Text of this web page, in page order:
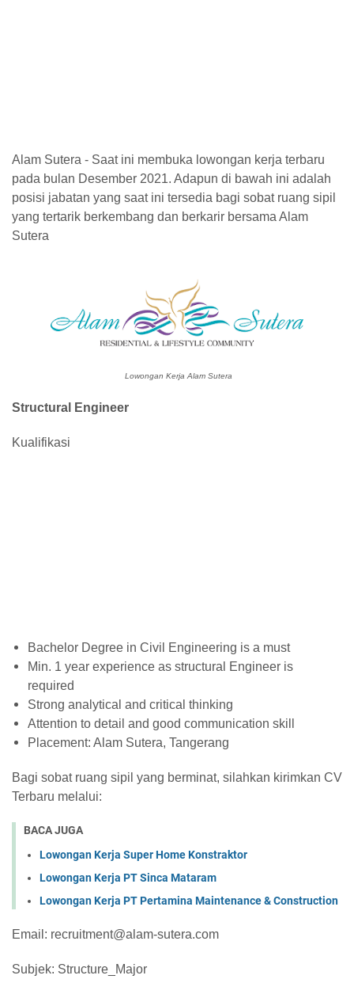
Alam Sutera - Saat ini membuka lowongan kerja terbaru
pada bulan Desember 2021. Adapun di bawah ini adalah
posisi jabatan yang saat ini tersedia bagi sobat ruang sipil
yang tertarik berkembang dan berkarir bersama Alam
Sutera
Lowongan Kerja Alam Sutera
Structural Engineer
Kualifikasi
Bachelor Degree in Civil Engineering is a must
Min. 1 year experience as structural Engineer is
required
Strong analytical and critical thinking
Attention to detail and good communication skill
Placement: Alam Sutera, Tangerang
Bagi sobat ruang sipil yang berminat, silahkan kirimkan CV
Terbaru melalui:
BACA JUGA
Lowongan Kerja Super Home Konstraktor
Lowongan Kerja PT Sinca Mataram
Lowongan Kerja PT Pertamina Maintenance & Construction
Email: recruitment@alam-sutera.com
Subjek: Structure_Major